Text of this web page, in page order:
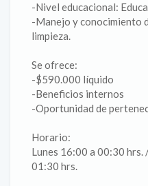
-Nivel educacional:
-Manejo y conocimiento
limpieza.
Se ofrece:
-$590.000 líquido
-Beneficios internos
-Oportunidad de
Horario:
Lunes 16:00 a 00:30
01:30 hrs.